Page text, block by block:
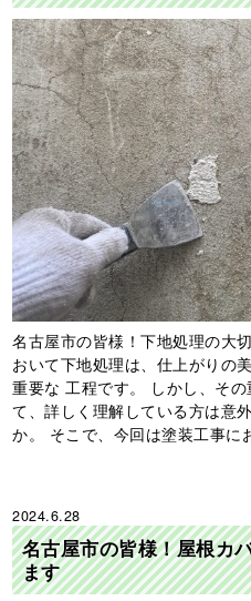
名古屋市の皆様！下地処理の大
おいて下地処理は、仕上がりの
重要な 工程です。 しかし、そ
て、詳しく理解している方は意
か。 そこで、今回は塗装工事に
2024.6.28
名古屋市の皆様！屋根カ
ます